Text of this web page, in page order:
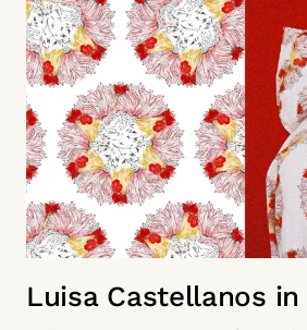
Luisa Castellanos in